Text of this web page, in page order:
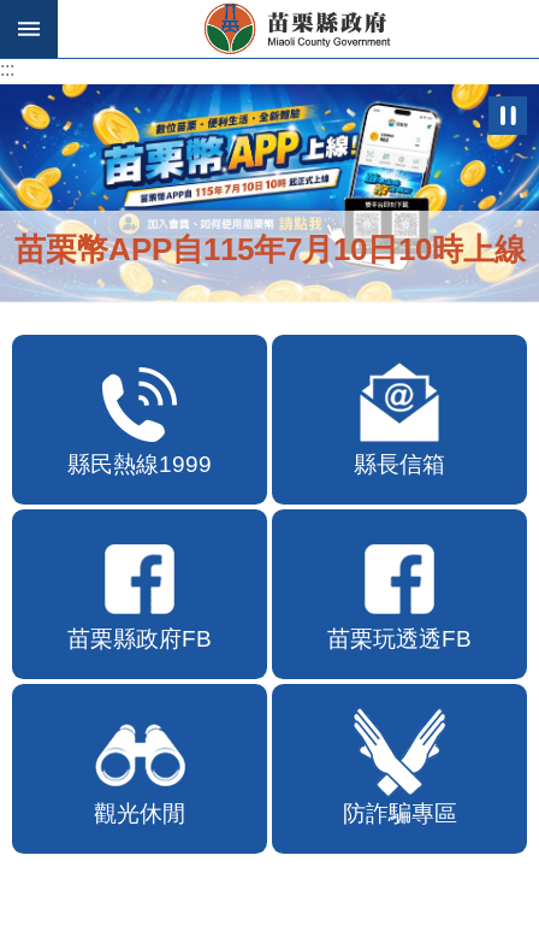
跳到主要內容區塊
:::
苗栗幣APP自115年7月10日10時上線
縣民熱線1999 縣長信箱
苗栗縣政府FB 苗栗玩透透FB
觀光休閒 防詐騙專區